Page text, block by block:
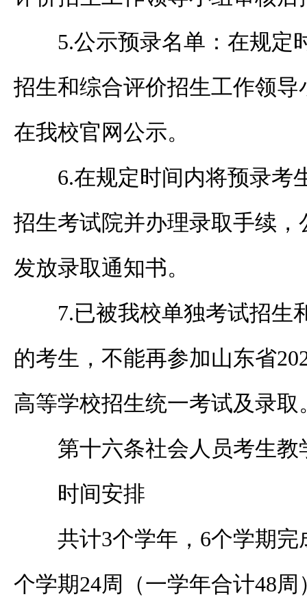
5.公示预录名单：在规定
招生和综合评价招生工作领
在我校官网公示。
6.在规定时间内将预录考
招生考试院并办理录取手续
发放录取通知书。
7.已被我校单独考试招生
的考生，不能再参加山东省
高等学校招生统一考试及录取
第十六条社会人员考生教
时间安排
共计3个学年， 6个学期完
个学期24周（一学年合计48周